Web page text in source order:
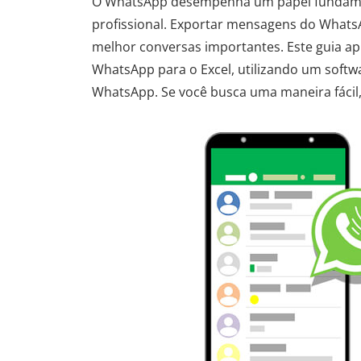
profissional. Exportar mensagens do
melhor conversas importantes. Este guia
WhatsApp para o Excel, utilizando um
WhatsApp. Se você busca uma maneira